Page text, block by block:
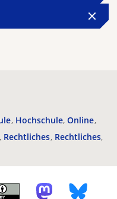
Hochschule Online
Rechtliches Rechtliches